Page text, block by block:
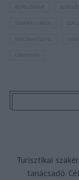
REPÜLŐJÁRAT
SZAKMAI CIKKEK
VAKCINAÚTLEVÉL
ÚJRANYITÁS
Turisztikai
tanácsadó.